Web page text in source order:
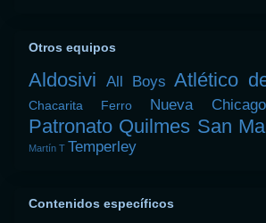
Otros equipos
Aldosivi All Boys Atlético
Chacarita Ferro Nueva Chicago
Patronato Quilmes San
Martín T Temperley
Contenidos específicos